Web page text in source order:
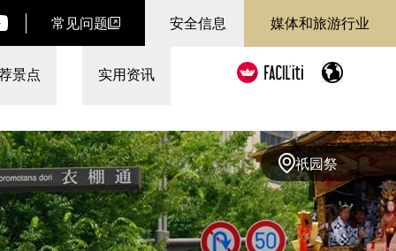
常见问题 安全信息 媒体和旅游行业
景点 实用资讯
祇园祭